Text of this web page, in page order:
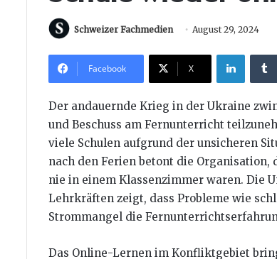
Schweizer Fachmedien August 29, 2024
Facebook X
Der andauernde Krieg in der Ukraine
und Beschuss am Fernunterricht
viele Schulen aufgrund der unsicheren
nach den Ferien betont die
nie in einem Klassenzimmer waren. Die
Lehrkräften zeigt, dass Probleme wie
Strommangel die
Das Online-Lernen im Konfliktgebiet